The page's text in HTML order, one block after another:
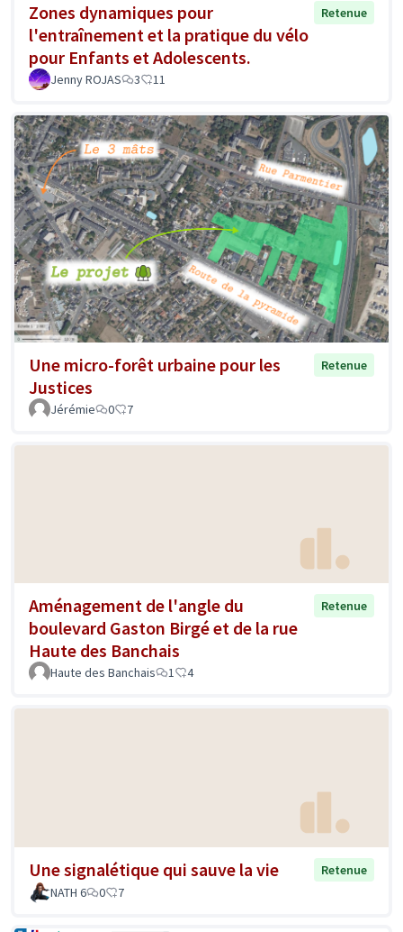
Zones dynamiques pour
l'entraînement et la pratique du vélo
pour Enfants et Adolescents.
Retenue
Jenny ROJAS 3 11
Une micro-forêt urbaine pour les
Justices
Retenue
Jérémie 0 7
Aménagement de l'angle du
boulevard Gaston Birgé et de la rue
Haute des Banchais
Retenue
Haute des Banchais 1 4
Une signalétique qui sauve la vie
Retenue
NATH 6
0 7